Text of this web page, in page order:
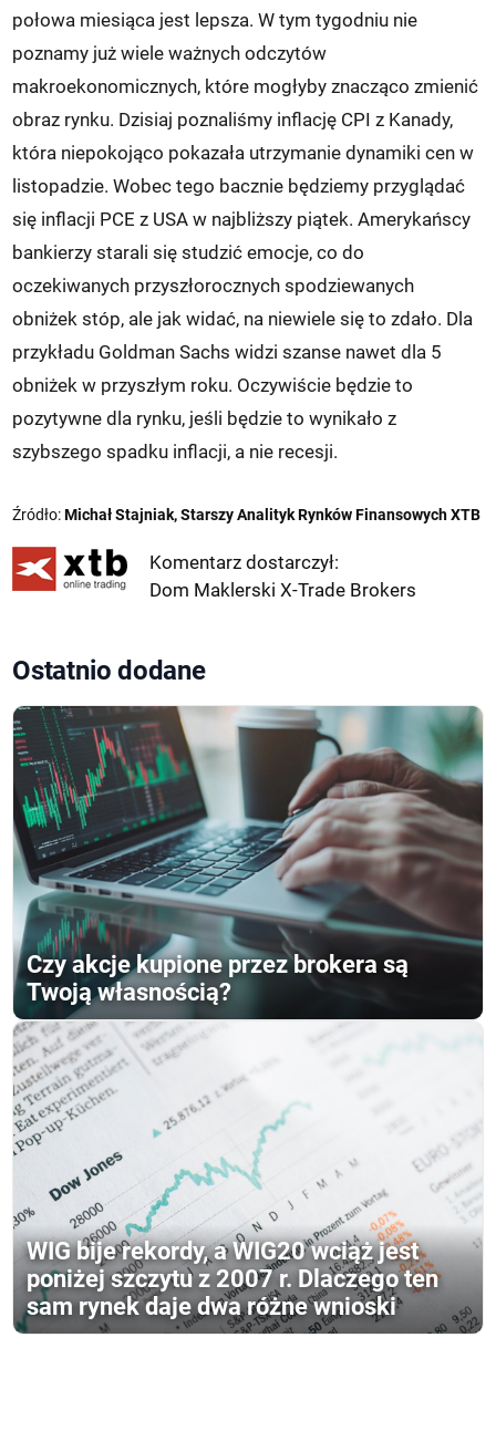
połowa miesiąca jest lepsza. W tym tygodniu nie
poznamy już wiele ważnych odczytów
makroekonomicznych, które mogłyby znacząco zmienić
obraz rynku. Dzisiaj poznaliśmy inflację CPI z Kanady,
która niepokojąco pokazała utrzymanie dynamiki cen w
listopadzie. Wobec tego bacznie będziemy przyglądać
się inflacji PCE z USA w najbliższy piątek. Amerykańscy
bankierzy starali się studzić emocje, co do
oczekiwanych przyszłorocznych spodziewanych
obniżek stóp, ale jak widać, na niewiele się to zdało. Dla
przykładu Goldman Sachs widzi szanse nawet dla 5
obniżek w przyszłym roku. Oczywiście będzie to
pozytywne dla rynku, jeśli będzie to wynikało z
szybszego spadku inflacji, a nie recesji.
Źródło:Michał Stajniak, Starszy Analityk Rynków Finansowych XTB
Komentarz dostarczył:
Dom Maklerski X-Trade Brokers
Ostatnio dodane
Czy akcje kupione przez brokera są
Twoją własnością?
WIG bije rekordy, a WIG20 wciąż jest
poniżej szczytu z 2007 r. Dlaczego ten
sam rynek daje dwa różne wnioski